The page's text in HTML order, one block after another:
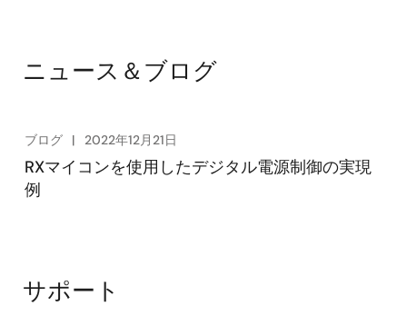
Diagram
ニュース＆ブログ
ブログ 2022年12月21日
RXマイコンを使用したデジタル電源制御の実現
例
サポート